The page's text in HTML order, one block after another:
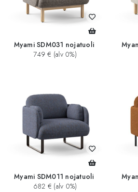
Myami SDM031 nojatuoli
749 € (alv 0%)
Myami SDM011 nojatuoli
682 € (alv 0%)